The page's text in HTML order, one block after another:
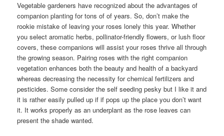
Vegetable gardeners have recognized about the advantages of
companion planting for tons of of years. So, don’t make the
rookie mistake of leaving your roses lonely this year. Whether
you select aromatic herbs, pollinator-friendly flowers, or lush floor
covers, these companions will assist your roses thrive all through
the growing season. Pairing roses with the right companion
vegetation enhances both the beauty and health of a backyard
whereas decreasing the necessity for chemical fertilizers and
pesticides. Some consider the self seeding pesky but I like it and
it is rather easily pulled up if if pops up the place you don’t want
it. It works properly as an underplant as the rose leaves can
present the shade wanted.